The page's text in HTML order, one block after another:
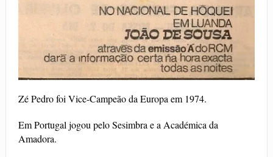
Zé Pedro foi Vice-Campeão da Europa em 1974.
Em Portugal jogou pelo Sesimbra e a Académica da
Amadora.